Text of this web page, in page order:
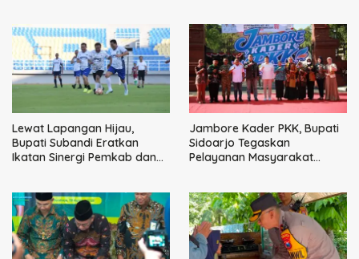
Lewat Lapangan Hijau,
Bupati Subandi Eratkan
Ikatan Sinergi Pemkab dan
Jambore Kader PKK, Bupati
Sidoarjo Tegaskan
Pelayanan Masyarakat